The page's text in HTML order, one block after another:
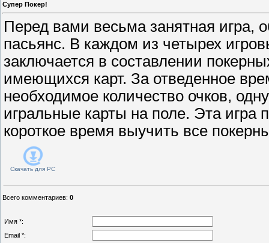
Супер Покер!
Перед вами весьма занятная игра,
пасьянс. В каждом из четырех
заключается в составлении
имеющихся карт. За отведенное
необходимое количество очков,
игральные карты на поле. Эта игра
короткое время выучить все
Скачать для PC
Всего комментариев: 0
Имя *:
Email *: